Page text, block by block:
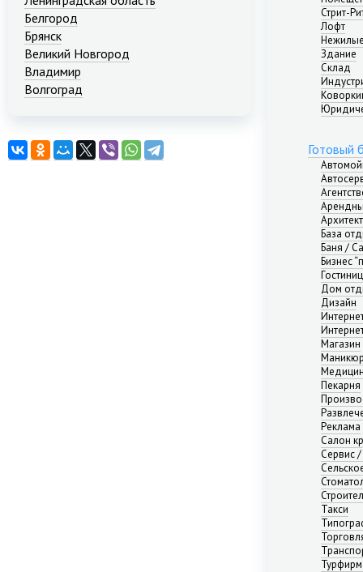
Белгород
Брянск
Великий Новгород
Владимир
Волгоград
Казань
Калининград
Стрит-
Лофт
Здание
Склад
Готовый
База
Баня /
Бизнес
Дом
Дизайн
Магазин
Пекарня
Реклама
Салон
Сервис /
Такси